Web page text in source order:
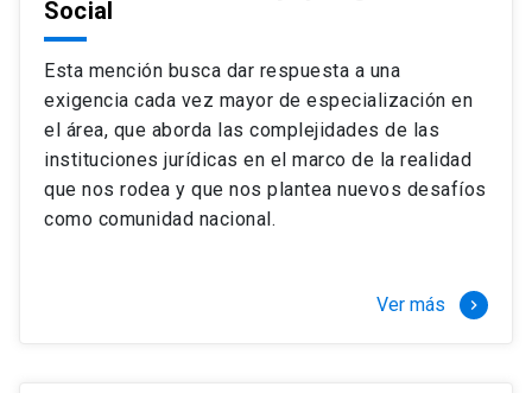
Social
Esta mención busca dar respuesta a una
exigencia cada vez mayor de especialización en
el área, que aborda las complejidades de las
instituciones jurídicas en el marco de la realidad
que nos rodea y que nos plantea nuevos desafíos
como comunidad nacional.
Ver más keyboard_arrow_right